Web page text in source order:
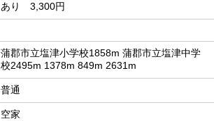
あり 3,300円
蒲郡市立塩津小学校1858m 蒲郡市立塩津中学
校2495m 1378m 849m 2631m
普通
空家